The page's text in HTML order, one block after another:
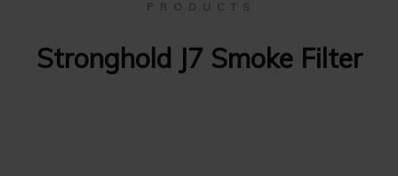
P R O D U C T S
Stronghold J7 Smoke Filter